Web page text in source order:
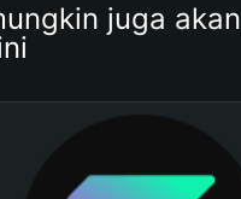
juga